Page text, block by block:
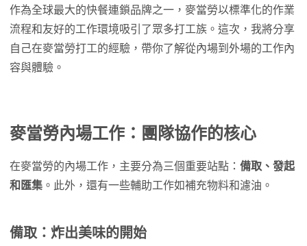
作為全球最大的快餐連鎖品牌之一，麥當勞以標準化的作業
流程和友好的工作環境吸引了眾多打工族。這次，我將分享
自己在麥當勞打工的經驗，帶你了解從內場到外場的工作內
容與體驗。
麥當勞內場工作：團隊協作的核心
在麥當勞的內場工作，主要分為三個重要站點： 備取、發起
和匯集 。此外，還有一些輔助工作如補充物料和濾油。
備取：炸出美味的開始